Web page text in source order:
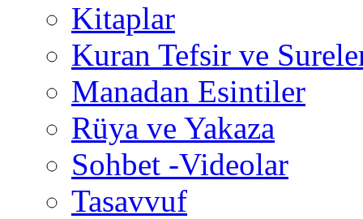
Kitaplar
Kuran Tefsir ve
Manadan Esintiler
Rüya ve Yakaza
Sohbet -Videolar
Tasavvuf